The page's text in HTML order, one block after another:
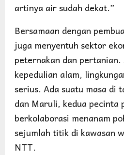
artinya air sudah dekat.”
Bersamaan dengan
juga menyentuh sektor
peternakan dan
kepedulian alam,
serius. Ada suatu masa di
dan Maruli, kedua pecinta
berkolaborasi menanam
sejumlah titik di kawasan
NTT.